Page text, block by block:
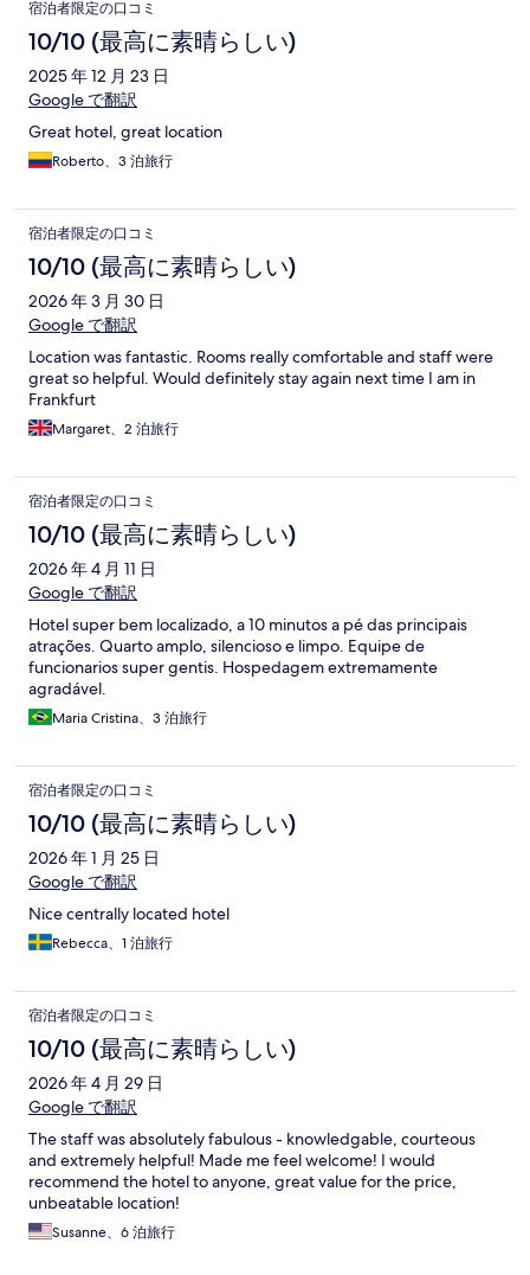
宿泊者限定の口コミ
10/10 (最高に素晴らしい)
2025 年 12 月 23 日
Google で翻訳
Great hotel, great location
Roberto、3 泊旅行
宿泊者限定の口コミ
10/10 (最高に素晴らしい)
2026 年 3 月 30 日
Google で翻訳
Location was fantastic. Rooms really comfortable and staff were
great so helpful. Would definitely stay again next time I am in
Frankfurt
Margaret、2 泊旅行
宿泊者限定の口コミ
10/10 (最高に素晴らしい)
2026 年 4 月 11 日
Google で翻訳
Hotel super bem localizado, a 10 minutos a pé das principais
atrações. Quarto amplo, silencioso e limpo. Equipe de
funcionarios super gentis. Hospedagem extremamente
agradável.
Maria Cristina、3 泊旅行
宿泊者限定の口コミ
10/10 (最高に素晴らしい)
2026 年 1 月 25 日
Google で翻訳
Nice centrally located hotel
Rebecca、1 泊旅行
宿泊者限定の口コミ
10/10 (最高に素晴らしい)
2026 年 4 月 29 日
Google で翻訳
The staff was absolutely fabulous - knowledgable, courteous
and extremely helpful! Made me feel welcome! I would
recommend the hotel to anyone, great value for the price,
unbeatable location!
Susanne、6 泊旅行